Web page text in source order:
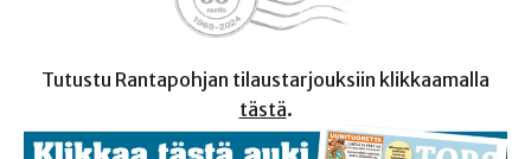
Tutustu Rantapohjan tilaustarjouksiin klikkaamalla
tästä.